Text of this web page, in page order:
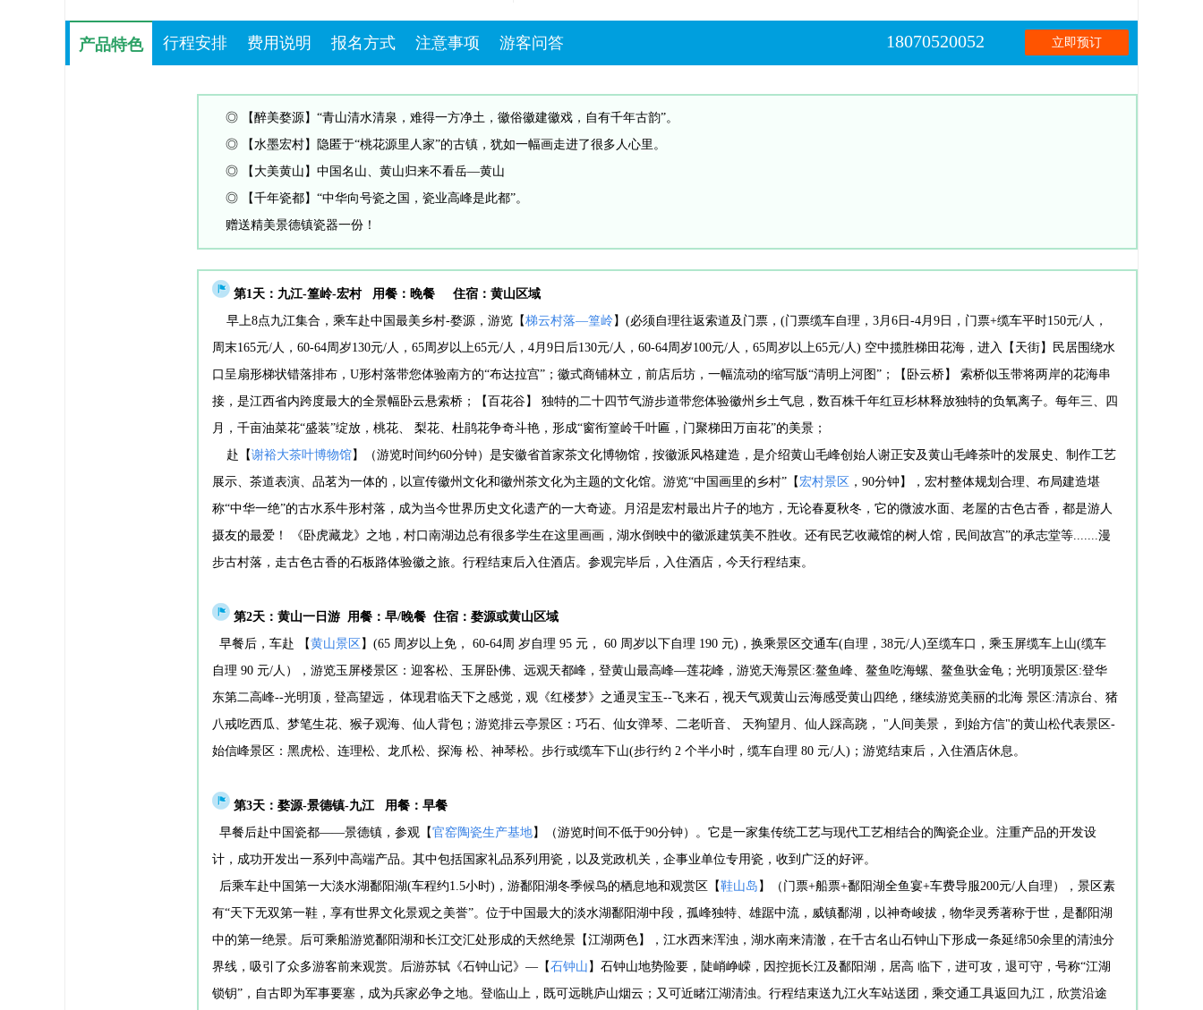
产品特色 行程安排 费用说明 报名方式 注意事项 游客问答 立即预订
18070520052
◎ 【醉美婺源】“青山清水清泉，难得一方净土，徽俗徽建徽戏，自有千年古韵”。
◎ 【水墨宏村】隐匿于“桃花源里人家”的古镇，犹如一幅画走进了很多人心里。
◎ 【大美黄山】中国名山、黄山归来不看岳—黄山
◎ 【千年瓷都】“中华向号瓷之国，瓷业高峰是此都”。
赠送精美景德镇瓷器一份！
第1天： 九江-篁岭-宏村 用餐：晚餐 住宿：黄山区域
早上8点九江集合，乘车赴中国最美乡村-婺源，游览【梯云村落—篁岭】(必须自理往返索道及门票，(门票缆车自理，3月6日-4月9日，门票+缆车平时150元/人，
周末165元/人，60-64周岁130元/人，65周岁以上65元/人，4月9日后130元/人，60-64周岁100元/人，65周岁以上65元/人) 空中揽胜梯田花海，进入【天街】民居围绕水
口呈扇形梯状错落排布，U形村落带您体验南方的“布达拉宫”；徽式商铺林立，前店后坊，一幅流动的缩写版“清明上河图”；【卧云桥】 索桥似玉带将两岸的花海串
接，是江西省内跨度最大的全景幅卧云悬索桥；【百花谷】 独特的二十四节气游步道带您体验徽州乡土气息，数百株千年红豆杉林释放独特的负氧离子。每年三、四
月，千亩油菜花“盛装”绽放，桃花、 梨花、杜鹃花争奇斗艳，形成“窗衔篁岭千叶匾，门聚梯田万亩花”的美景；
赴【谢裕大茶叶博物馆】（游览时间约60分钟）是安徽省首家茶文化博物馆，按徽派风格建造，是介绍黄山毛峰创始人谢正安及黄山毛峰茶叶的发展史、制作工艺
展示、茶道表演、品茗为一体的，以宣传徽州文化和徽州茶文化为主题的文化馆。游览“中国画里的乡村”【宏村景区 ，90分钟】，宏村整体规划合理、布局建造堪
称“中华一绝”的古水系牛形村落，成为当今世界历史文化遗产的一大奇迹。月沼是宏村最出片子的地方，无论春夏秋冬，它的微波水面、老屋的古色古香，都是游人
摄友的最爱！ 《卧虎藏龙》之地，村口南湖边总有很多学生在这里画画，湖水倒映中的徽派建筑美不胜收。还有民艺收藏馆的树人馆，民间故宫”的承志堂等.......漫
步古村落，走古色古香的石板路体验徽之旅。行程结束后入住酒店。参观完毕后，入住酒店，今天行程结束。
第2天：黄山一日游 用餐：早/晚餐 住宿：婺源或黄山区域
早餐后，车赴 【黄山景区 】(65 周岁以上免， 60-64周 岁自理 95 元， 60 周岁以下自理 190 元)，换乘景区交通车(自理，38元/人)至缆车口，乘玉屏缆车上山(缆车
自理 90 元/人），游览玉屏楼景区：迎客松、玉屏卧佛、远观天都峰，登黄山最高峰—莲花峰，游览天海景区:鳌鱼峰、鳌鱼吃海螺、鳌鱼驮金龟；光明顶景区:登华
东第二高峰--光明顶，登高望远， 体现君临天下之感觉，观《红楼梦》之通灵宝玉--飞来石，视天气观黄山云海感受黄山四绝，继续游览美丽的北海 景区:清凉台、猪
八戒吃西瓜、梦笔生花、猴子观海、仙人背包；游览排云亭景区：巧石、仙女弹琴、二老听音、 天狗望月、仙人踩高跷， "人间美景， 到始方信"的黄山松代表景区-
始信峰景区：黑虎松、连理松、龙爪松、探海 松、神琴松。步行或缆车下山(步行约 2 个半小时，缆车自理 80 元/人)；游览结束后，入住酒店休息。
第3天：婺源-景德镇-九江 用餐：早餐
早餐后赴中国瓷都——景德镇，参观【官窑陶瓷生产基地】（游览时间不低于90分钟）。它是一家集传统工艺与现代工艺相结合的陶瓷企业。注重产品的开发设
计，成功开发出一系列中高端产品。其中包括国家礼品系列用瓷，以及党政机关，企事业单位专用瓷，收到广泛的好评。
后乘车赴中国第一大淡水湖鄱阳湖(车程约1.5小时)，游鄱阳湖冬季候鸟的栖息地和观赏区【鞋山岛 】（门票+船票+鄱阳湖全鱼宴+车费导服200元/人自理），景区素
有“天下无双第一鞋，享有世界文化景观之美誉”。位于中国最大的淡水湖鄱阳湖中段，孤峰独特、雄踞中流，威镇鄱湖，以神奇峻拔，物华灵秀著称于世，是鄱阳湖
中的第一绝景。后可乘船游览鄱阳湖和长江交汇处形成的天然绝景【江湖两色】，江水西来浑浊，湖水南来清澈，在千古名山石钟山下形成一条延绵50余里的清浊分
界线，吸引了众多游客前来观赏。后游苏轼《石钟山记》—【石钟山 】石钟山地势险要，陡峭峥嵘，因控扼长江及鄱阳湖，居高 临下，进可攻，退可守，号称“江湖
锁钥”，自古即为军事要塞，成为兵家必争之地。登临山上，既可远眺庐山烟云；又可近睹江湖清浊。行程结束送九江火车站送团，乘交通工具返回九江，欣赏沿途